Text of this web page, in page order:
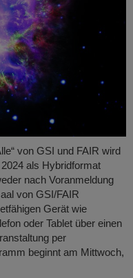
von GSI und FAIR wird
als Hybridformat
nach Voranmeldung
von GSI/FAIR
Gerät wie
oder Tablet über einen
per
beginnt am Mittwoch,